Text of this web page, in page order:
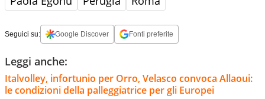
Seguici su: Google Discover Fonti preferite
Leggi anche:
Italvolley, infortunio per Orro, Velasco convoca Allaoui:
le condizioni della palleggiatrice per gli Europei